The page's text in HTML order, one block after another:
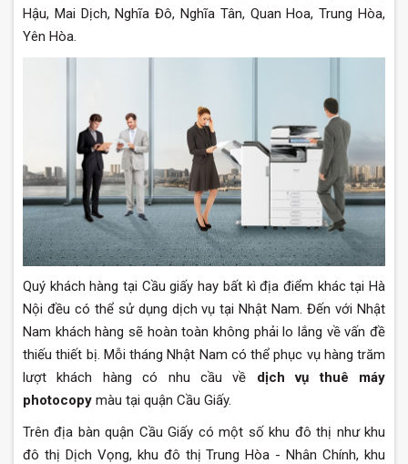
Hậu, Mai Dịch, Nghĩa Đô, Nghĩa Tân, Quan Hoa, Trung Hòa,
Yên Hòa.
Quý khách hàng tại Cầu giấy hay bất kì địa điểm khác tại Hà
Nội đều có thể sử dụng dịch vụ tại Nhật Nam. Đến với Nhật
Nam khách hàng sẽ hoàn toàn không phải lo lắng về vấn đề
thiếu thiết bị. Mỗi tháng Nhật Nam có thể phục vụ hàng trăm
lượt khách hàng có nhu cầu về dịch vụ thuê máy
photocopy màu tại quận Cầu Giấy.
Trên địa bàn quận Cầu Giấy có một số khu đô thị như khu
đô thị Dịch Vọng, khu đô thị Trung Hòa - Nhân Chính, khu